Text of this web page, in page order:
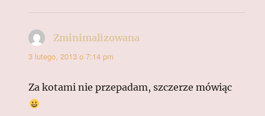
Zminimalizowana
3 lutego, 2013 o 7:14 pm
Za kotami nie przepadam, szczerze mówiąc